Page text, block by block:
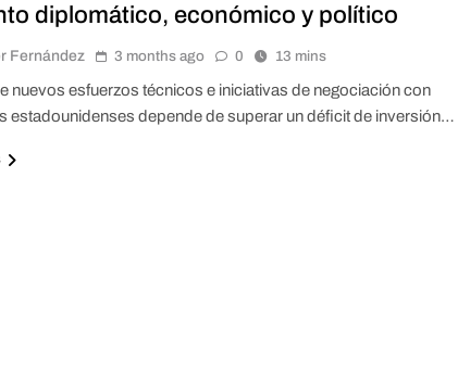
diplomático, económico y político
Fernández 3 months ago 0 13 mins
nuevos esfuerzos técnicos e iniciativas de negociación con
estadounidenses depende de superar un déficit de inversión…